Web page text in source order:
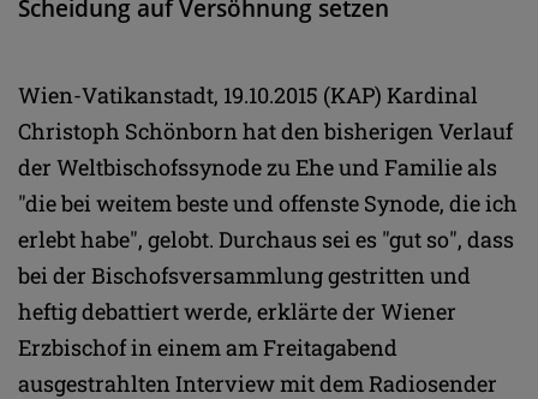
Scheidung auf Versöhnung setzen
Wien-Vatikanstadt, 19.10.2015 (KAP) Kardinal
Christoph Schönborn hat den bisherigen Verlauf
der Weltbischofssynode zu Ehe und Familie als
"die bei weitem beste und offenste Synode, die ich
erlebt habe", gelobt. Durchaus sei es "gut so", dass
bei der Bischofsversammlung gestritten und
heftig debattiert werde, erklärte der Wiener
Erzbischof in einem am Freitagabend
ausgestrahlten Interview mit dem Radiosender